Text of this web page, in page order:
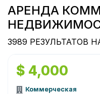
АРЕНДА
3989 РЕЗУЛЬТАТОВ
$ 4,000
Коммерческая